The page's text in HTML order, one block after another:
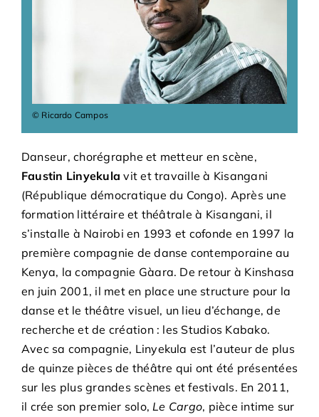
Archives
Contact
© Ricardo Campos
Danseur, chorégraphe et metteur en scène,
Faustin Linyekula vit et travaille à Kisangani
(République démocratique du Congo). Après une
formation littéraire et théâtrale à Kisangani, il
s’installe à Nairobi en 1993 et cofonde en 1997 la
première compagnie de danse contemporaine au
Kenya, la compagnie Gàara. De retour à Kinshasa
en juin 2001, il met en place une structure pour la
danse et le théâtre visuel, un lieu d’échange, de
recherche et de création : les Studios Kabako.
Avec sa compagnie, Linyekula est l’auteur de plus
de quinze pièces de théâtre qui ont été présentées
sur les plus grandes scènes et festivals. En 2011,
il crée son premier solo, Le Cargo, pièce intime sur